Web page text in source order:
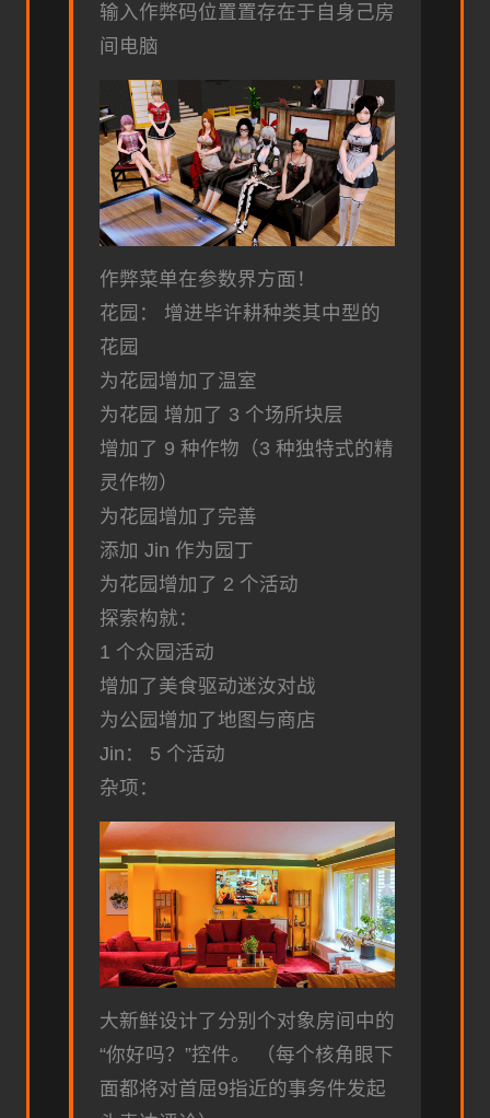
输入作弊码位置置存在于自身己房
间电脑
作弊菜单在参数界方面！
花园： 增进毕许耕种类其中型的
花园
为花园增加了温室
为花园 增加了 3 个场所块层
增加了 9 种作物（3 种独特式的精
灵作物）
为花园增加了完善
添加 Jin 作为园丁
为花园增加了 2 个活动
探索构就：
1 个众园活动
增加了美食驱动迷汝对战
为公园增加了地图与商店
Jin： 5 个活动
杂项：
大新鲜设计了分别个对象房间中的
“你好吗？”控件。 （每个核角眼下
面都将对首屈9指近的事务件发起